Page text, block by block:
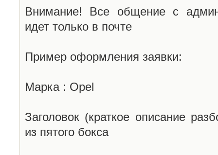
Внимание! Все общение с
идет только в почте
Пример оформления заявки:
Марка : Opel
Заголовок (краткое описание
из пятого бокса